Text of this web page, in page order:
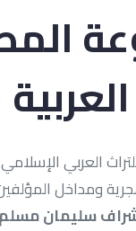
العربية
العربي
ومداخل
سليمان